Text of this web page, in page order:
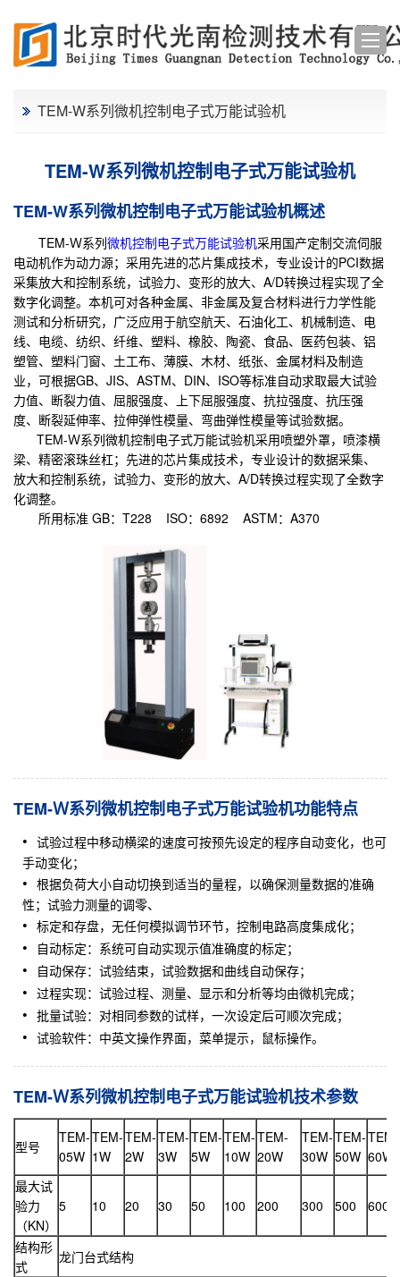
TEM-W系列微机控制电子式万能试验机
TEM-W系列微机控制电子式万能试验机
TEM-W系列微机控制电子式万能试验机概述
TEM-Ｗ系列微机控制电子式万能试验机采用国产定制交流伺服
电动机作为动力源；采用先进的芯片集成技术，专业设计的PCI数据
采集放大和控制系统，试验力、变形的放大、A/D转换过程实现了全
数字化调整。本机可对各种金属、非金属及复合材料进行力学性能
测试和分析研究，广泛应用于航空航天、石油化工、机械制造、电
线、电缆、纺织、纤维、塑料、橡胶、陶瓷、食品、医药包装、铝
塑管、塑料门窗、土工布、薄膜、木材、纸张、金属材料及制造
业，可根据GB、JIS、ASTM、DIN、ISO等标准自动求取最大试验
力值、断裂力值、屈服强度、上下屈服强度、抗拉强度、抗压强
度、断裂延伸率、拉伸弹性模量、弯曲弹性模量等试验数据。
TEM-Ｗ系列微机控制电子式万能试验机采用喷塑外罩，喷漆横
梁、精密滚珠丝杠；先进的芯片集成技术，专业设计的数据采集、
放大和控制系统，试验力、变形的放大、A/D转换过程实现了全数字
化调整。
所用标准 GB：T228 ISO：6892 ASTM：A370
TEM-Ｗ系列微机控制电子式万能试验机功能特点
试验过程中移动横梁的速度可按预先设定的程序自动变化，也可
手动变化；
根据负荷大小自动切换到适当的量程，以确保测量数据的准确
性；试验力测量的调零、
标定和存盘，无任何模拟调节环节，控制电路高度集成化；
自动标定：系统可自动实现示值准确度的标定；
自动保存：试验结束，试验数据和曲线自动保存；
过程实现：试验过程、测量、显示和分析等均由微机完成；
批量试验：对相同参数的试样，一次设定后可顺次完成；
试验软件：中英文操作界面，菜单提示，鼠标操作。
TEM-Ｗ系列微机控制电子式万能试验机技术参数
型号
TEM-
05W
TEM-
1W
TEM-
2W
TEM-
3W
TEM-
5W
TEM-
10W
TEM-
20W
TEM-
30W
TEM-
50W
TEM-
60W
最大试
验力
（KN）
5 10 20 30 50 100 200 300 500 600
结构形
式
龙门台式结构